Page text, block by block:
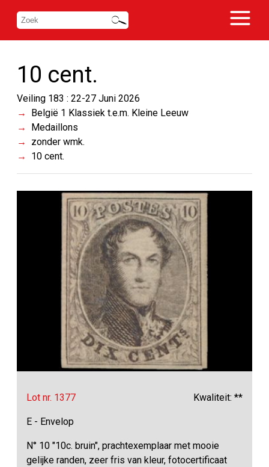
10 cent.
Veiling 183 : 22-27 Juni 2026
België 1 Klassiek t.e.m. Kleine Leeuw
Medaillons
zonder wmk.
10 cent.
Lot nr. 1377 Kwaliteit: **
E - Envelop
N° 10 "10c. bruin", prachtexemplaar met mooie
gelijke randen, zeer fris van kleur, fotocertificaat